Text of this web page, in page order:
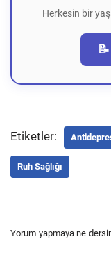
Herkesin bir
Etiketler:
Ruh Sağlığı
Yorum yapmaya ne